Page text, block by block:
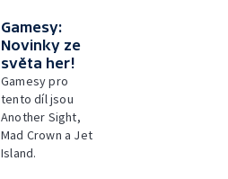
Gamesy:
Novinky ze
světa her!
Gamesy pro
tento díl jsou
Another Sight,
Mad Crown a Jet
Island.